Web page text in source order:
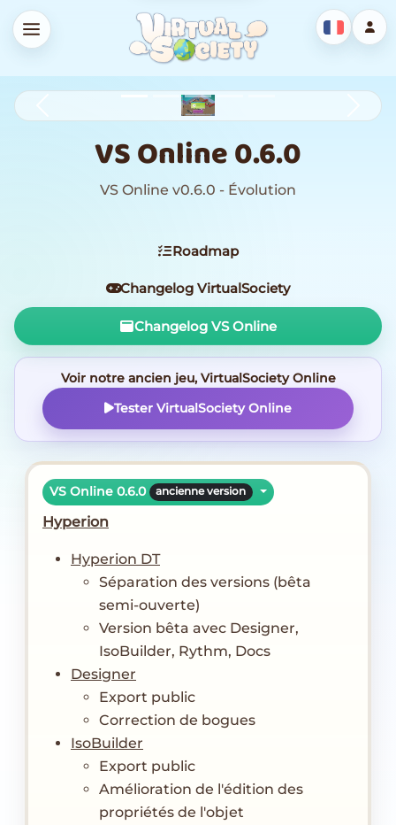
VS Online 0.6.0
VS Online v0.6.0 - Évolution
Roadmap
Changelog VirtualSociety
Changelog VS Online
Voir notre ancien jeu, VirtualSociety Online
Tester VirtualSociety Online
VS Online 0.6.0 ancienne version
Hyperion
Hyperion DT
Séparation des versions (bêta
semi-ouverte)
Version bêta avec Designer,
IsoBuilder, Rythm, Docs
Designer
Export public
Correction de bogues
IsoBuilder
Export public
Amélioration de l'édition des
propriétés de l'objet